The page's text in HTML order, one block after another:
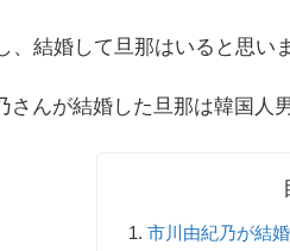
、結婚して旦那はいると思い
さんが結婚した旦那は韓国人
市川由紀乃が結